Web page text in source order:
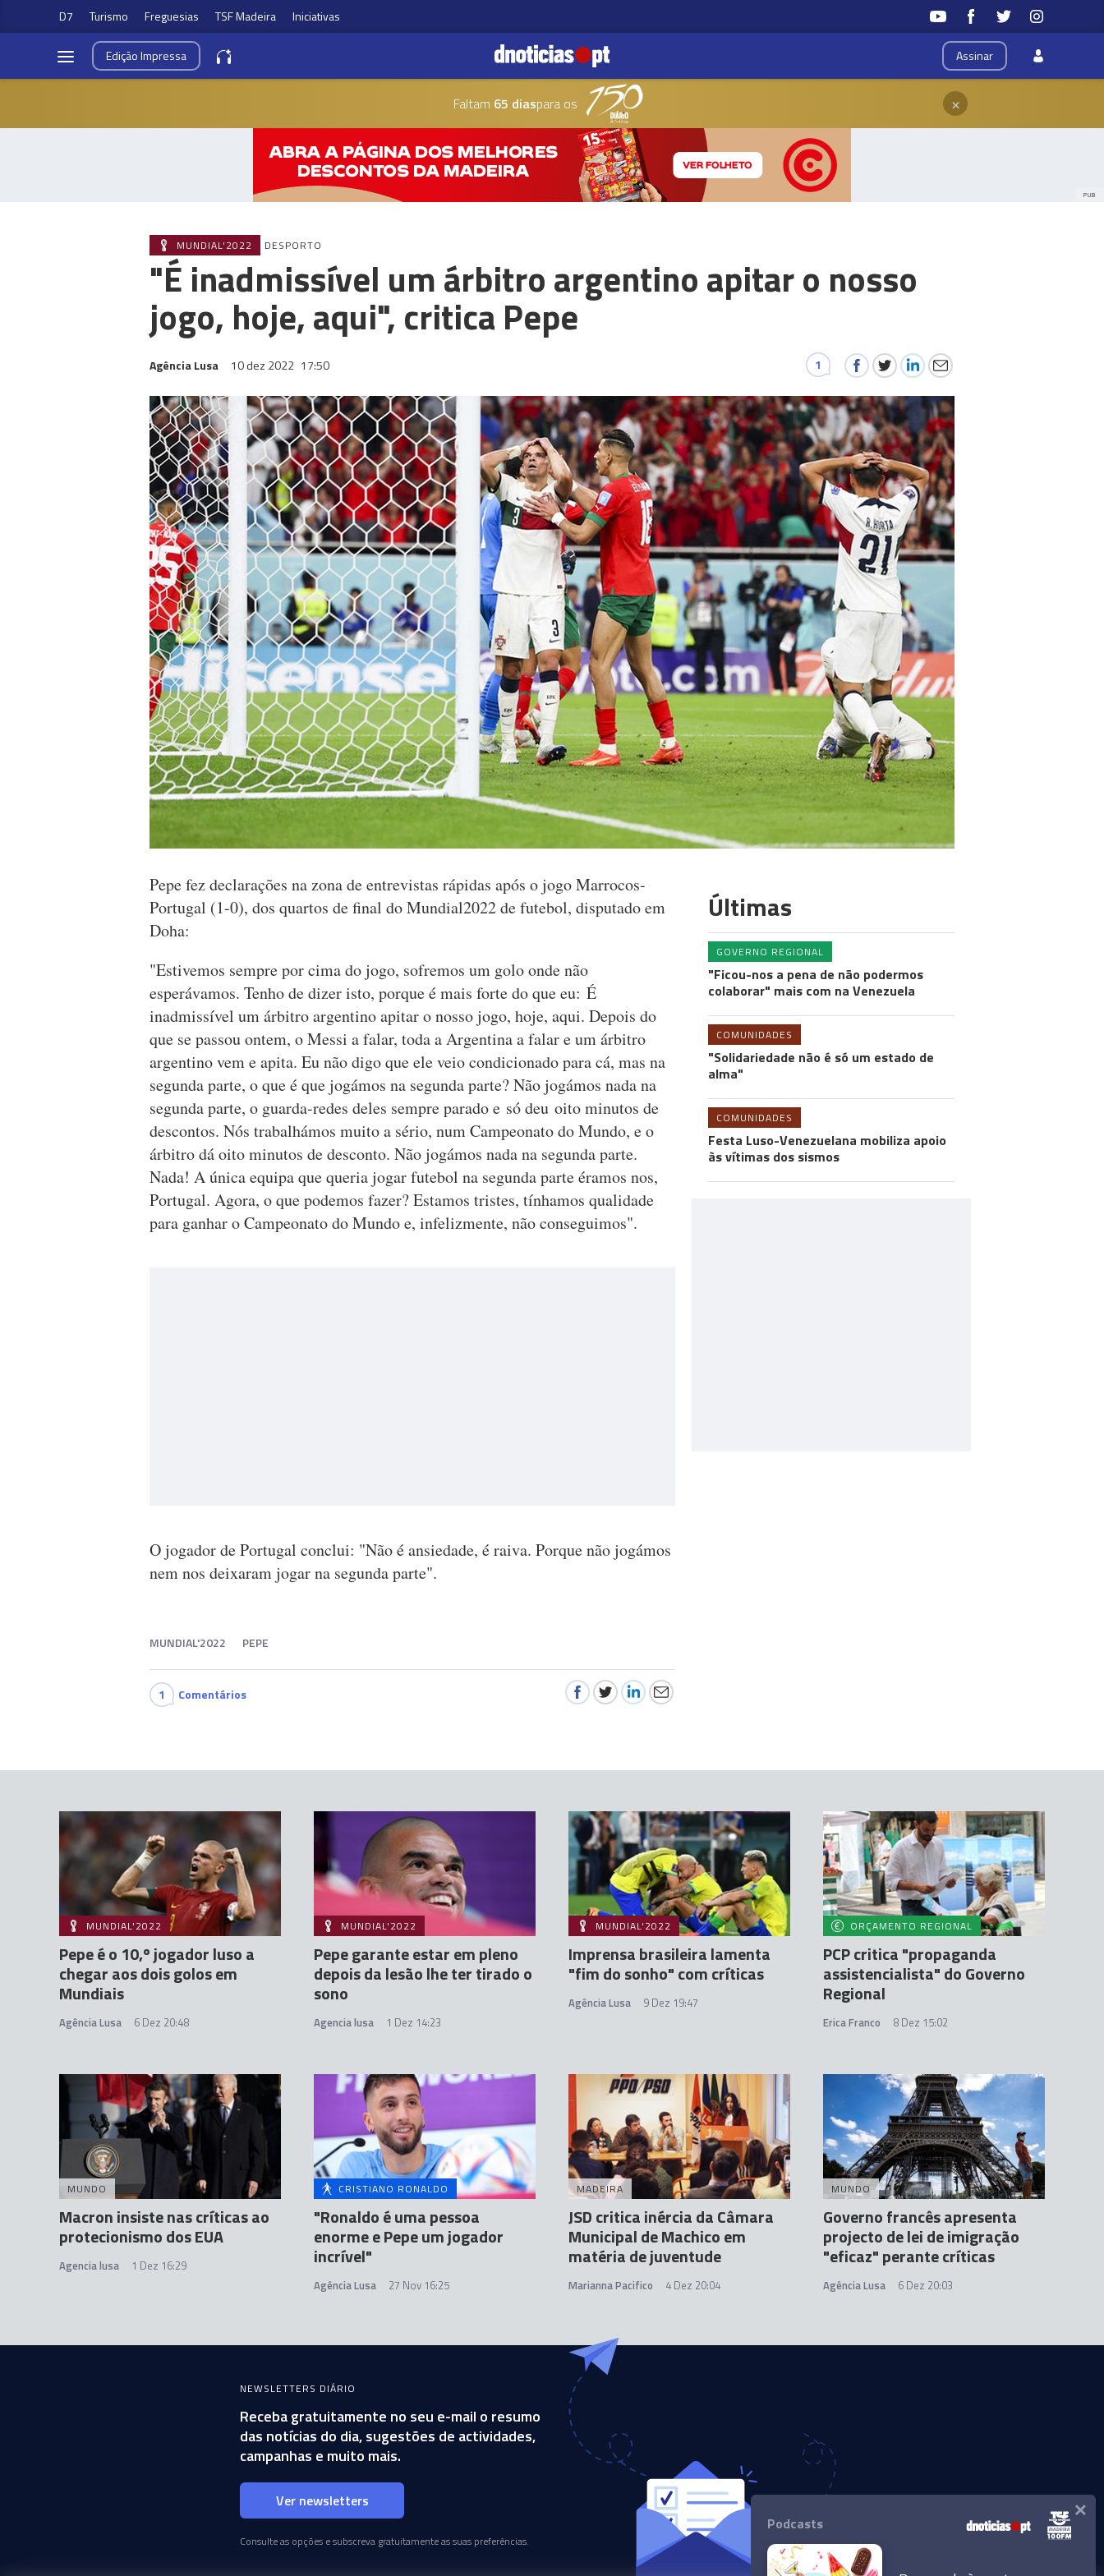
D7 Turismo Freguesias TSF Madeira Iniciativas
Assinar
EdiçãoImpressa
Faltam 65 diaspara os ×
PUB
MUNDIAL'2022 DESPORTO
"É inadmissível um árbitro argentino apitar o nosso
jogo, hoje, aqui", critica Pepe
Agência Lusa 10 dez 2022 17:50 1
Pepe fez declarações na zona de entrevistas rápidas após o jogo Marrocos-
Portugal (1-0), dos quartos de final do Mundial2022 de futebol, disputado em
Doha:
"Estivemos sempre por cima do jogo, sofremos um golo onde não
esperávamos. Tenho de dizer isto, porque é mais forte do que eu: É
inadmissível um árbitro argentino apitar o nosso jogo, hoje, aqui. Depois do
que se passou ontem, o Messi a falar, toda a Argentina a falar e um árbitro
argentino vem e apita. Eu não digo que ele veio condicionado para cá, mas na
segunda parte, o que é que jogámos na segunda parte? Não jogámos nada na
segunda parte, o guarda-redes deles sempre parado e só deu oito minutos de
descontos. Nós trabalhámos muito a sério, num Campeonato do Mundo, e o
árbitro dá oito minutos de desconto. Não jogámos nada na segunda parte.
Nada! A única equipa que queria jogar futebol na segunda parte éramos nos,
Portugal. Agora, o que podemos fazer? Estamos tristes, tínhamos qualidade
para ganhar o Campeonato do Mundo e, infelizmente, não conseguimos".
O jogador de Portugal conclui: "Não é ansiedade, é raiva. Porque não jogámos
nem nos deixaram jogar na segunda parte".
MUNDIAL'2022 PEPE
1 Comentários
Últimas
GOVERNO REGIONAL
"Ficou-nos a pena de não podermos
colaborar" mais com na Venezuela
COMUNIDADES
"Solidariedade não é só um estado de
alma"
COMUNIDADES
Festa Luso-Venezuelana mobiliza apoio
às vítimas dos sismos
MUNDIAL'2022
Pepe é o 10,º jogador luso a
chegar aos dois golos em
Mundiais
Agência Lusa 6 Dez 20:48
MUNDIAL'2022
Pepe garante estar em pleno
depois da lesão lhe ter tirado o
sono
Agencia lusa 1 Dez 14:23
MUNDIAL'2022
Imprensa brasileira lamenta
"fim do sonho" com críticas
Agência Lusa 9 Dez 19:47
ORÇAMENTO REGIONAL
PCP critica "propaganda
assistencialista" do Governo
Regional
Erica Franco 8 Dez 15:02
MUNDO
Macron insiste nas críticas ao
protecionismo dos EUA
Agencia lusa 1 Dez 16:29
CRISTIANO RONALDO
"Ronaldo é uma pessoa
enorme e Pepe um jogador
incrível"
Agência Lusa 27 Nov 16:25
MADEIRA
JSD critica inércia da Câmara
Municipal de Machico em
matéria de juventude
Marianna Pacifico 4 Dez 20:04
MUNDO
Governo francês apresenta
projecto de lei de imigração
"eficaz" perante críticas
Agência Lusa 6 Dez 20:03
NEWSLETTERS DIÁRIO
Receba gratuitamente no seu e-mail o resumo
das notícias do dia, sugestões de actividades,
campanhas e muito mais.
Ver newsletters
Consulte as opções e subscreva gratuitamente as suas preferências.
Podcasts ×